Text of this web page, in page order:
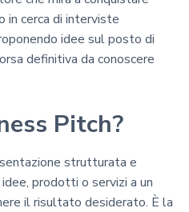
in cerca di interviste
idee sul posto di
definitiva da conoscere
Pitch?
strutturata e
prodotti o servizi a un
il risultato desiderato. È la